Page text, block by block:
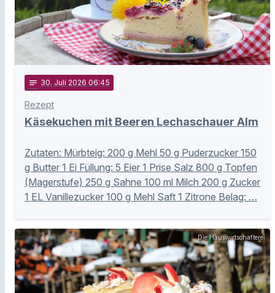
notes 30. Juli 2026 06:45
Rezept
Käsekuchen mit Beeren Lechaschauer Alm
Zutaten: Mürbteig: 200 g Mehl 50 g Puderzucker 150
g Butter 1 Ei Füllung: 5 Eier 1 Prise Salz 800 g Topfen
(Magerstufe) 250 g Sahne 100 ml Milch 200 g Zucker
1 EL Vanillezucker 100 g Mehl Saft 1 Zitrone Belag: …
Die Hauswirtschafterei